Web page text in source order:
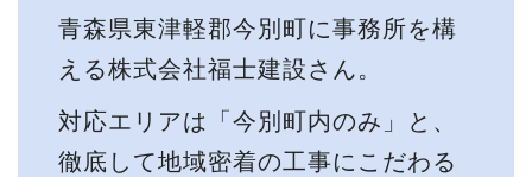
青森県東津軽郡今別町に事務所を構
える株式会社福士建設さん。
対応エリアは「今別町内のみ」と、
徹底して地域密着の工事にこだわる